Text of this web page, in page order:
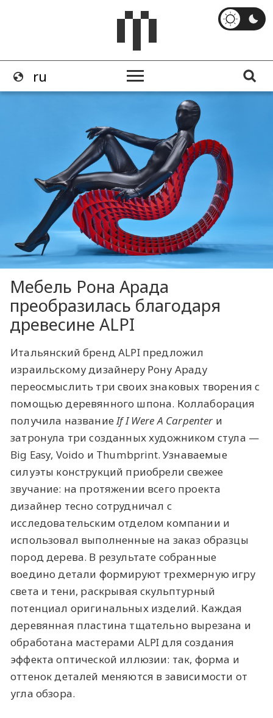
Мебель Рона Арада
преобразилась благодаря
древесине ALPI
Итальянский бренд ALPI предложил
израильскому дизайнеру Рону Араду
переосмыслить три своих знаковых творения с
помощью деревянного шпона. Коллаборация
получила названиеIf I Were A Carpenter и
затронула три созданных художником стула —
Big Easy, Voido и Thumbprint. Узнаваемые
силуэты конструкций приобрели свежее
звучание: на протяжении всего проекта
дизайнер тесно сотрудничал с
исследовательским отделом компании и
использовал выполненные на заказ образцы
пород дерева. В результате собранные
воедино детали формируют трехмерную игру
света и тени, раскрывая скульптурный
потенциал оригинальных изделий. Каждая
деревянная пластина тщательно вырезана и
обработана мастерами ALPI для создания
эффекта оптической иллюзии: так, форма и
оттенок деталей меняются в зависимости от
угла обзора.